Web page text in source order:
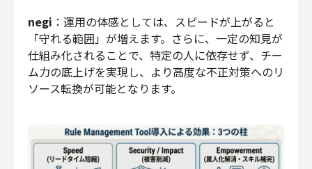
negi ：運用の体感としては、スピードが上がると
「守れる範囲」が増えます。さらに、一定の知見が
仕組み化されることで、特定の人に依存せず、チー
ム力の底上げを実現し、より高度な不正対策へのリ
ソース転換が可能となります。